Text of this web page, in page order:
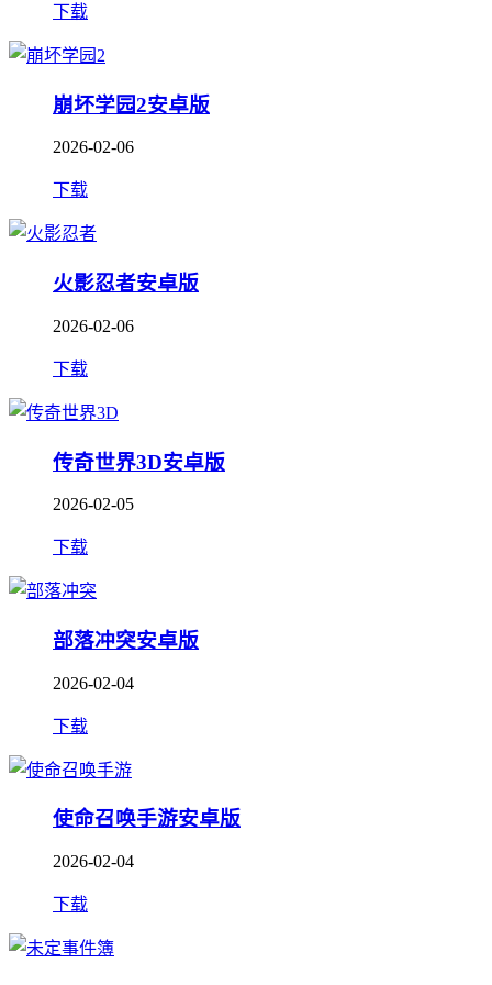
下载
崩坏学园2安卓版
2026-02-06
下载
火影忍者安卓版
2026-02-06
下载
传奇世界3D安卓版
2026-02-05
下载
部落冲突安卓版
2026-02-04
下载
使命召唤手游安卓版
2026-02-04
下载